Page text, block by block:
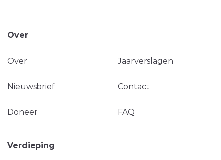
Over
Over Jaarverslagen
Nieuwsbrief Contact
Doneer FAQ
Verdieping